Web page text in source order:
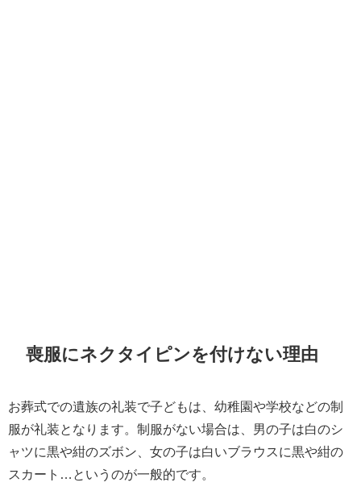
喪服にネクタイピンを付けない理由
お葬式での遺族の礼装で子どもは、幼稚園や学校などの制
服が礼装となります。制服がない場合は、男の子は白のシ
ャツに黒や紺のズボン、女の子は白いブラウスに黒や紺の
スカート…というのが一般的です。